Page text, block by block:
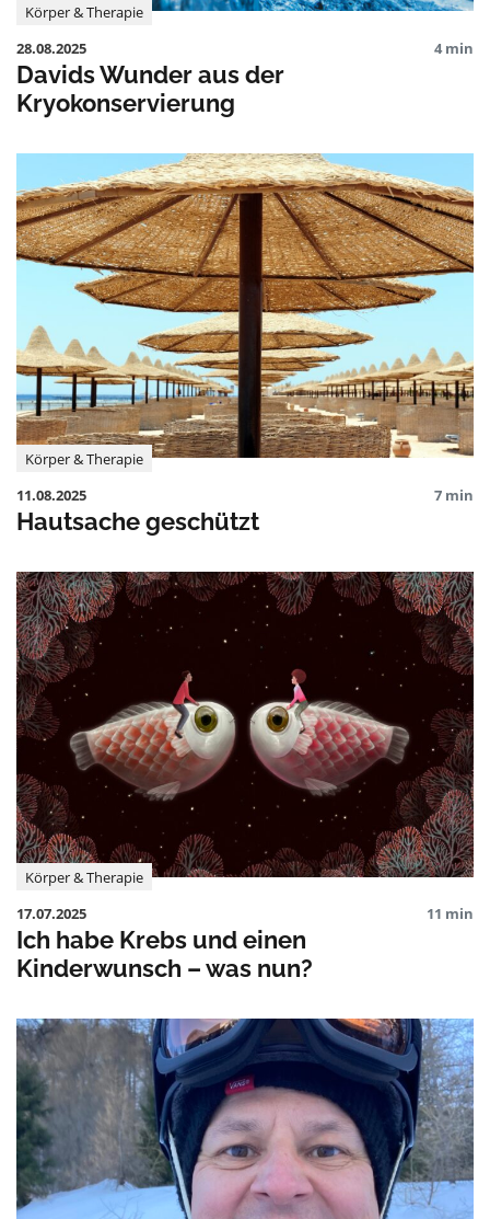
Körper & Therapie
28.08.2025
4 min
Davids Wunder aus der
Kryokonservierung
Körper & Therapie
11.08.2025
7 min
Hautsache geschützt
Körper & Therapie
17.07.2025
11 min
Ich habe Krebs und einen
Kinderwunsch – was nun?